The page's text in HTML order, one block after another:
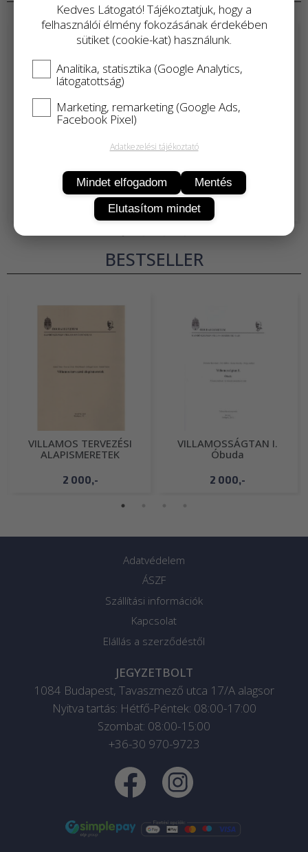
Summer csomag NIK csomag
BESTSELLER
2 000,-
VILLAMOS TERVEZÉSI
ALAPISMERETEK
2 000,-
VILLAMOSSÁGTAN I.
Óbuda
Adatvédelem
ÁSZF
Szállítási információk
Kapcsolat
Elállás a szerződéstől
JEGYZETBOLT
1084 Budapest, Tavaszmező utca 17/A alagsor
Nyitva tartás: Hétfő-Péntek: 08:00-17:00
Szombat: 08:00-15:00
+36-30 970-9723
Kedves Látogató! Tájékoztatjuk, hogy a
felhasználói élmény fokozásának érdekében
sütiket (cookie-kat) használunk.
Analitika, statisztika (Google Analytics,
látogatottság)
Marketing, remarketing (Google Ads,
Facebook Pixel)
Adatkezelési tájékoztató
Mindet elfogadom
Mentés
Elutasítom mindet